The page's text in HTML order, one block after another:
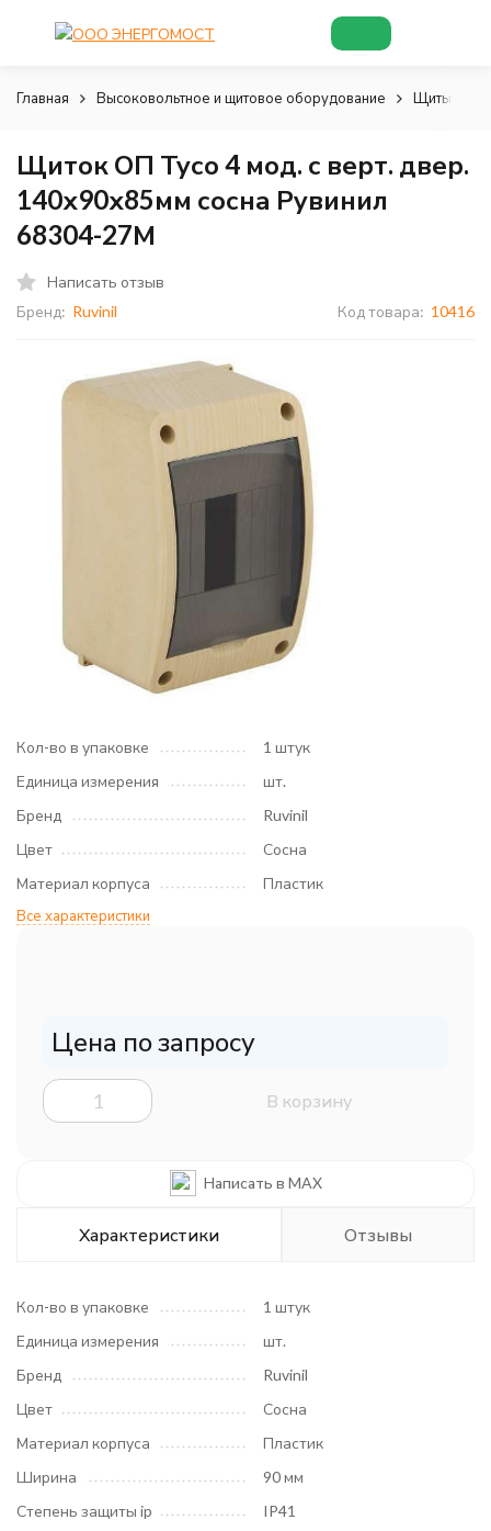
Главная Высоковольтное и щитовое оборудование Щиты и
Щиток ОП Тусо 4 мод. с верт. двер.
140х90х85мм сосна Рувинил
68304-27М
Написать отзыв
Бренд: Ruvinil Код товара: 10416
Кол-во в упаковке
1 штук
Единица измерения
шт.
Бренд
Ruvinil
Цвет
Сосна
Материал корпуса
Пластик
Все характеристики
Цена по запросу
В корзину
Написать в MAX
Характеристики Отзывы
Кол-во в упаковке
1 штук
Единица измерения
шт.
Бренд
Ruvinil
Цвет
Сосна
Материал корпуса
Пластик
Ширина
90 мм
Степень защиты ip
IP41